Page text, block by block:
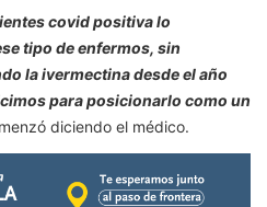
covid positiva lo
tipo de enfermos, sin
la ivermectina desde el año
para posicionarlo como un
diciendo el médico.